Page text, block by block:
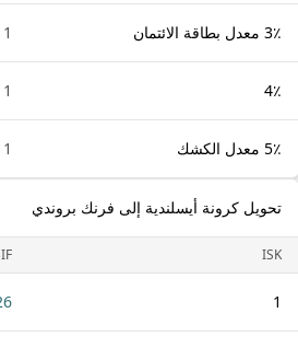
3٪ معدل بطاقة الائتمان 1 ISK
4٪ 1 ISK
5٪ معدل الكشك 1 ISK
تحويل كرونة أيسلندية إلى فرنك بروندي
ISK
1